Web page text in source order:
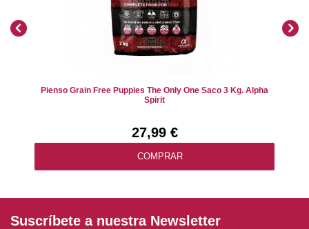
Pienso Grain Free Puppies The Only One Saco 3 Kg. Alpha
Spirit
27,99 €
COMPRAR
Suscríbete a nuestra Newsletter